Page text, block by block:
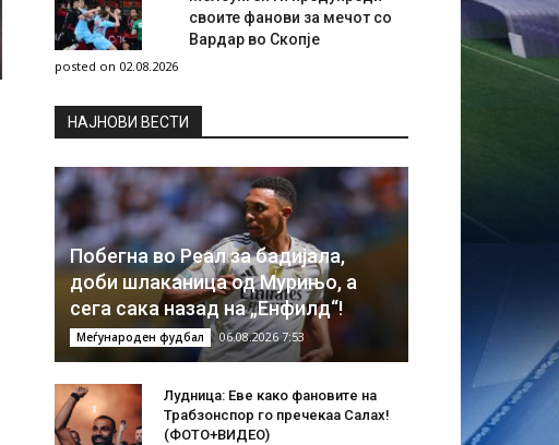
своите фанови за мечот со
Вардар во Скопје
posted on 02.08.2026
НAЈНОВИ ВЕСТИ
Побегна во Реал за бадијала,
доби шлаканица од Мурињо, а
сега сака назад на „Енфилд“!
Меѓународен фудбал 06.08.2026 7:53
Лудница: Еве како фановите на
Трабзонспор го пречекаа Салах!
(ФОТО+ВИДЕО)